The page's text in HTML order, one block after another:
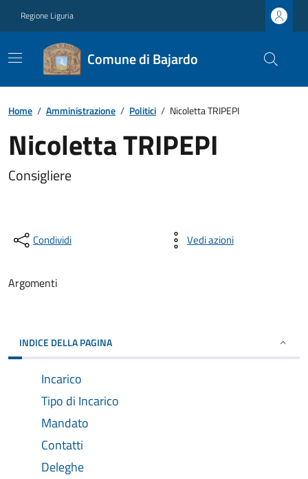
Regione Liguria
Comune di Bajardo
Home / Amministrazione / Politici / Nicoletta TRIPEPI
Nicoletta TRIPEPI
Consigliere
Condividi Vedi azioni
Argomenti
INDICE DELLA PAGINA
Incarico
Tipo di Incarico
Mandato
Contatti
Deleghe